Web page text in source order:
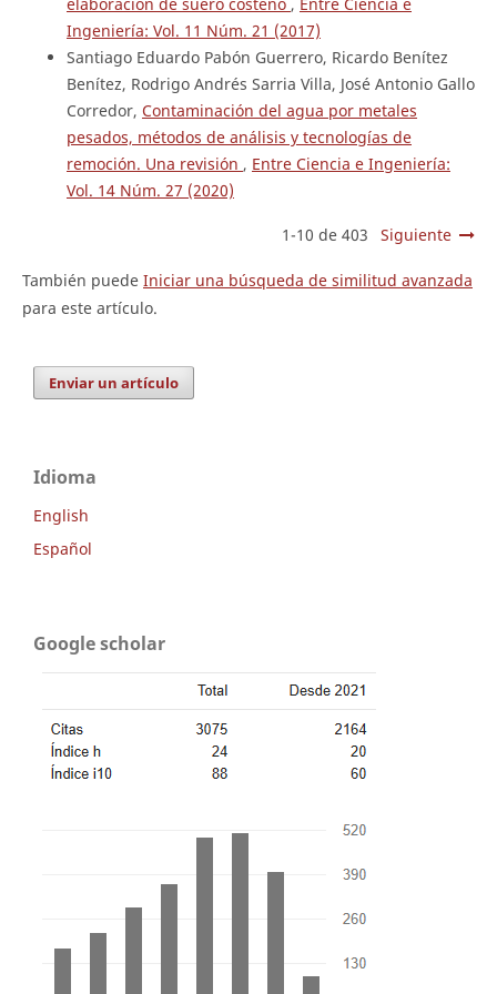
Ingeniería: Vol. 11 Núm. 21 (2017)
Santiago Eduardo Pabón Guerrero, Ricardo Benítez
Benítez, Rodrigo Andrés Sarria Villa, José Antonio Gallo
Corredor, Contaminación del agua por metales
pesados, métodos de análisis y tecnologías de
remoción. Una revisión , Entre Ciencia e Ingeniería:
Vol. 14 Núm. 27 (2020)
1-10 de 403 Siguiente
También puede Iniciar una búsqueda de similitud avanzada
para este artículo.
Enviar un artículo
Idioma
English
Español
Google scholar